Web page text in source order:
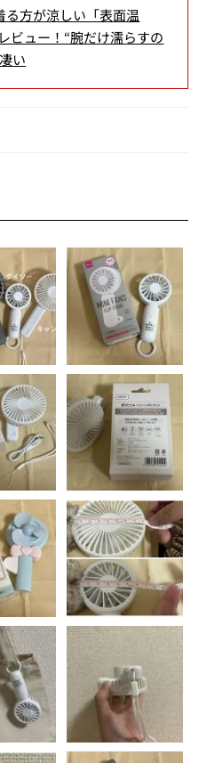
る方が涼しい「表面温
ビュー！“腕だけ濡らすの
い